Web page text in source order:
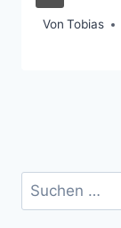
Von Tobias
Suchen
nach: